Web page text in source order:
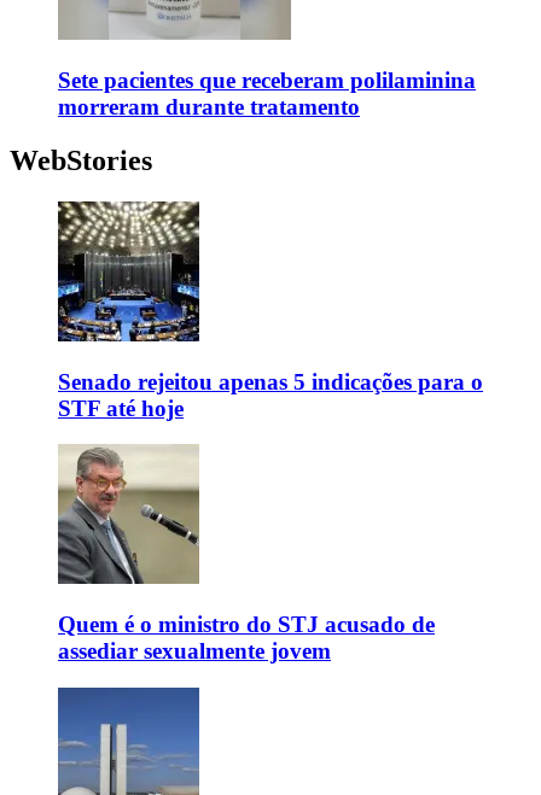
Sete pacientes que receberam polilaminina
morreram durante tratamento
WebStories
Senado rejeitou apenas 5 indicações para o
STF até hoje
Quem é o ministro do STJ acusado de
assediar sexualmente jovem